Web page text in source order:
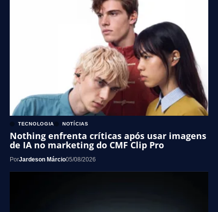
TECNOLOGIA NOTÍCIAS
Nothing enfrenta críticas após usar imagens
de IA no marketing do CMF Clip Pro
PorJardeson Márcio05/08/2026